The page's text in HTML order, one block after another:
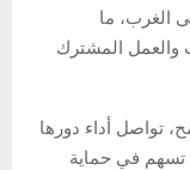
الغرب، ما
والعمل المشترك
تواصل أداء دورها
تسهم في حماية